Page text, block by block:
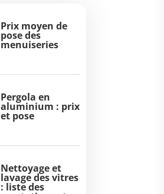
Prix moyen de
pose des
menuiseries
Pergola en
aluminium : prix
et pose
Nettoyage et
lavage des vitres
: liste des